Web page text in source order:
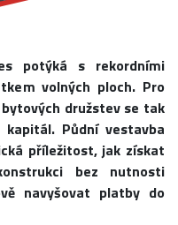
potýká s rekordními
volných ploch. Pro
družstev se tak
Půdní vestavba
příležitost, jak získat
bez nutnosti
navyšovat platby do